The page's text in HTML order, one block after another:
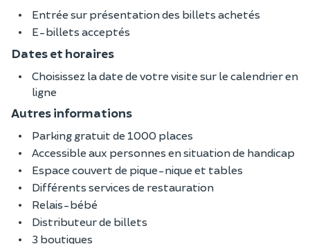
Entrée sur présentation des billets achetés
E-billets acceptés
Dates et horaires
Choisissez la date de votre visite sur le calendrier en
ligne
Autres informations
Parking gratuit de 1000 places
Accessible aux personnes en situation de handicap
Espace couvert de pique-nique et tables
Différents services de restauration
Relais-bébé
Distributeur de billets
3 boutiques